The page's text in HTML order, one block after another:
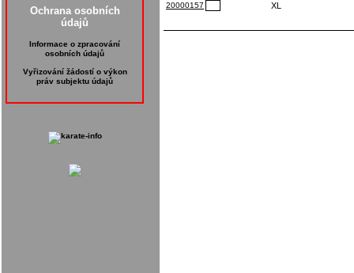
Ochrana osobních
údajů
Informace o zpracování
osobních údajů
Vyřizování žádostí o výkon
práv subjektu údajů
20000157 XL